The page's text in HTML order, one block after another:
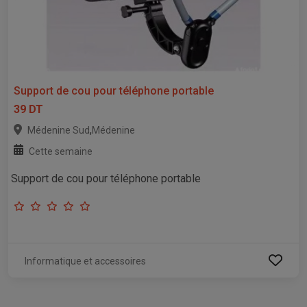
Support de cou pour téléphone portable
39 DT
Médenine Sud,Médenine
Cette semaine
Support de cou pour téléphone portable
Informatique et accessoires